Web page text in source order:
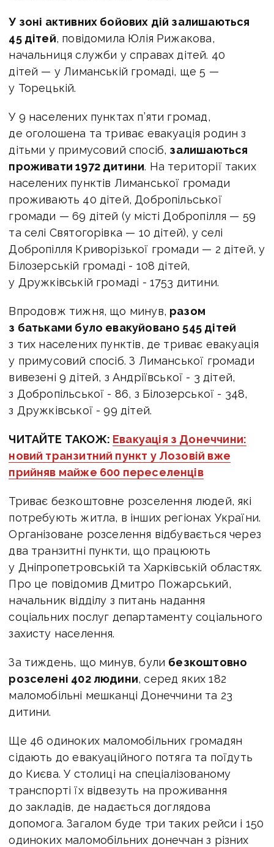
У зоні активних бойових дій залишаються
45 дітей, повідомила Юлія Рижакова,
начальниця служби у справах дітей. 40
дітей — у Лиманській громаді, ще 5 —
у Торецькій.
У 9 населених пунктах п’яти громад,
де оголошена та триває евакуація родин з
дітьми у примусовий спосіб, залишаються
проживати 1972 дитини. На території таких
населених пунктів Лиманської громади
проживають 40 дітей, Добропільської
громади — 69 дітей (у місті Добропілля — 59
та селі Святогорівка — 10 дітей), у селі
Добропілля Криворізької громади — 2 дітей, у
Білозерській громаді - 108 дітей,
у Дружківській громаді - 1753 дитини.
Впродовж тижня, що минув, разом
з батьками було евакуйовано 545 дітей
з тих населених пунктів, де триває евакуація
у примусовий спосіб. З Лиманської громади
вивезені 9 дітей, з Андріївської - 3 дітей,
з Добропільської - 86, з Білозерської - 348,
з Дружківської - 99 дітей.
ЧИТАЙТЕ ТАКОЖ: Евакуація з Донеччини:
новий транзитний пункт у Лозовій вже
прийняв майже 600 переселенців
Триває безкоштовне розселення людей, які
потребують житла, в інших регіонах України.
Організоване розселення відбувається через
два транзитні пункти, що працюють
у Дніпропетровській та Харківській областях.
Про це повідомив Дмитро Пожарський,
начальник відділу з питань надання
соціальних послуг департаменту соціального
захисту населення.
За тиждень, що минув, були безкоштовно
розселені 402 людини, серед яких 182
маломобільні мешканці Донеччини та 23
дитини.
Ще 46 одиноких маломобільних громадян
сідають до евакуаційного потяга та поїдуть
до Києва. У столиці на спеціалізованому
транспорті їх відвезуть на проживання
до закладів, де надається доглядова
допомога. Загалом буде три таких рейси і 150
одиноких маломобільних донеччан з різних